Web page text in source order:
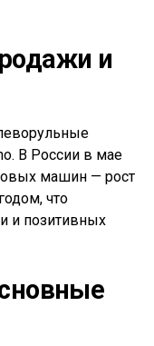
и
В России в мае
машин — рост
что
и позитивных